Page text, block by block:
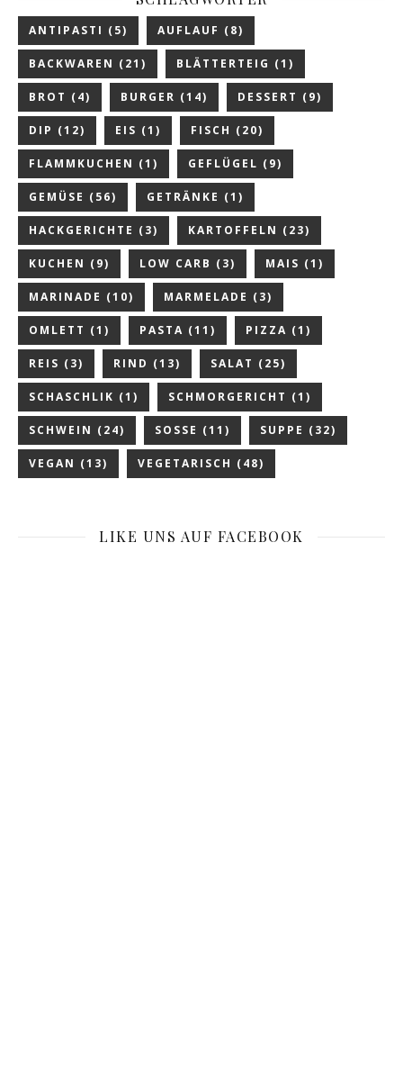
ANTIPASTI (5) AUFLAUF (8)
BACKWAREN (21) BLÄTTERTEIG (1)
BROT (4) BURGER (14) DESSERT (9)
DIP (12) EIS (1) FISCH (20)
FLAMMKUCHEN (1) GEFLÜGEL (9)
GEMÜSE (56) GETRÄNKE (1)
HACKGERICHTE (3) KARTOFFELN (23)
KUCHEN (9) LOW CARB (3) MAIS (1)
MARINADE (10) MARMELADE (3)
OMLETT (1) PASTA (11) PIZZA (1)
REIS (3) RIND (13) SALAT (25)
SCHASCHLIK (1) SCHMORGERICHT (1)
SCHWEIN (24) SOSSE (11) SUPPE (32)
VEGAN (13) VEGETARISCH (48)
LIKE UNS AUF FACEBOOK